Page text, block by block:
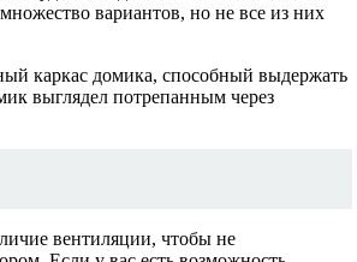
вариантов, но не все из них
каркас домика, способный выдержать
выглядел потрепанным через
вентиляции, чтобы не